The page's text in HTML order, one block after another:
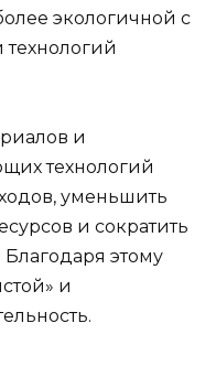
экологичной с
и
технологий
уменьшить
и сократить
этому
и